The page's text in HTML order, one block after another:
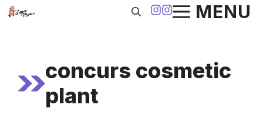
Sari
MENU
concurs cosmetic
plant